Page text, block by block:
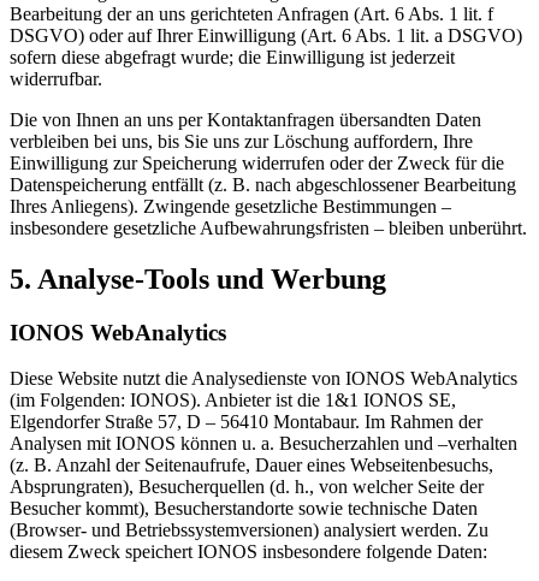
Bearbeitung der an uns gerichteten Anfragen (Art. 6 Abs. 1 lit. f
DSGVO) oder auf Ihrer Einwilligung (Art. 6 Abs. 1 lit. a DSGVO)
sofern diese abgefragt wurde; die Einwilligung ist jederzeit
widerrufbar.
Die von Ihnen an uns per Kontaktanfragen übersandten Daten
verbleiben bei uns, bis Sie uns zur Löschung auffordern, Ihre
Einwilligung zur Speicherung widerrufen oder der Zweck für die
Datenspeicherung entfällt (z. B. nach abgeschlossener Bearbeitung
Ihres Anliegens). Zwingende gesetzliche Bestimmungen –
insbesondere gesetzliche Aufbewahrungsfristen – bleiben unberührt.
5. Analyse-Tools und Werbung
IONOS WebAnalytics
Diese Website nutzt die Analysedienste von IONOS WebAnalytics
(im Folgenden: IONOS). Anbieter ist die 1&1 IONOS SE,
Elgendorfer Straße 57, D – 56410 Montabaur. Im Rahmen der
Analysen mit IONOS können u. a. Besucherzahlen und –verhalten
(z. B. Anzahl der Seitenaufrufe, Dauer eines Webseitenbesuchs,
Absprungraten), Besucherquellen (d. h., von welcher Seite der
Besucher kommt), Besucherstandorte sowie technische Daten
(Browser- und Betriebssystemversionen) analysiert werden. Zu
diesem Zweck speichert IONOS insbesondere folgende Daten: